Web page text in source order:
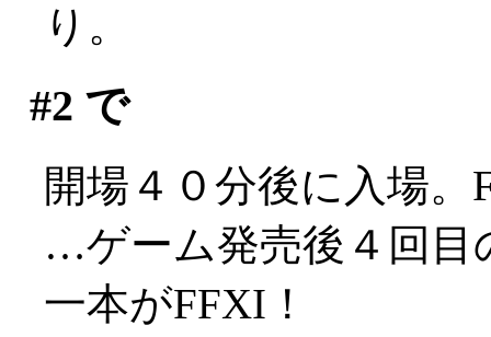
り。
#2 で
開場４０分後に入場
…ゲーム発売後４回目
一本がFFXI！